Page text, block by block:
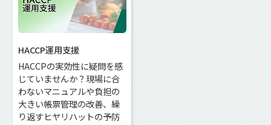
HACCP運用支援
HACCPの実効性に疑問を感
じていませんか？現場に合
わないマニュアルや負担の
大きい帳票管理の改善、繰
り返すヒヤリハットの予防